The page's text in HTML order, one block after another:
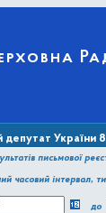
України
письмової
часовий інтервал,
до